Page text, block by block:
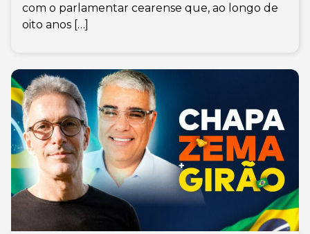
com o parlamentar cearense que, ao longo de
oito anos […]